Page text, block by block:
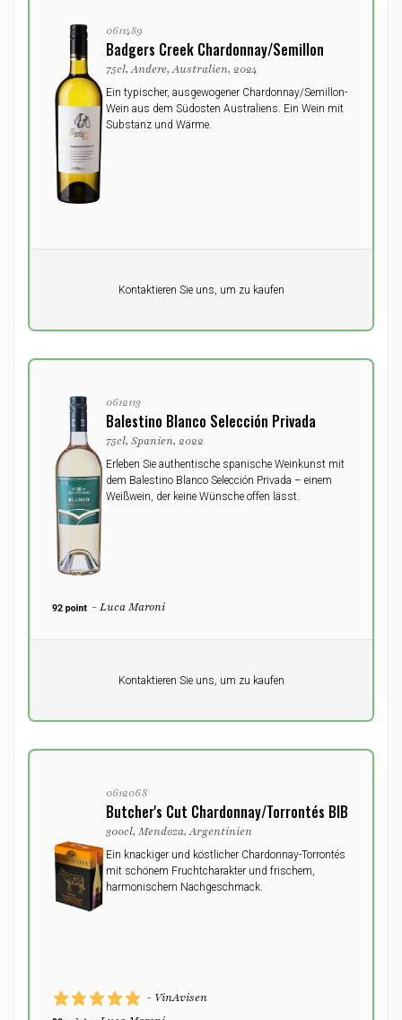
0611489
Badgers Creek Chardonnay/Semillon
75cl, Andere, Australien, 2024
Ein typischer, ausgewogener Chardonnay/Semillon-
Wein aus dem Südosten Australiens. Ein Wein mit
Substanz und Wärme.
Kontaktieren Sie uns, um zu kaufen
0612113
Balestino Blanco Selección Privada
75cl, Spanien, 2022
Erleben Sie authentische spanische Weinkunst mit
dem Balestino Blanco Selección Privada – einem
Weißwein, der keine Wünsche offen lässt.
- Luca Maroni
Kontaktieren Sie uns, um zu kaufen
0612068
Butcher's Cut Chardonnay/Torrontés BIB
300cl, Mendoza, Argentinien
Ein knackiger und köstlicher Chardonnay-Torrontés
mit schönem Fruchtcharakter und frischem,
harmonischem Nachgeschmack.
- VinAvisen